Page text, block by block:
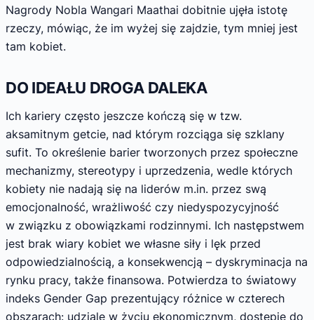
Nagrody Nobla Wangari Maathai dobitnie ujęła istotę
rzeczy, mówiąc, że im wyżej się zajdzie, tym mniej jest
tam kobiet.
DO IDEAŁU DROGA DALEKA
Ich kariery często jeszcze kończą się w tzw.
aksamitnym getcie, nad którym rozciąga się szklany
sufit. To określenie barier tworzonych przez społeczne
mechanizmy, stereotypy i uprzedzenia, wedle których
kobiety nie nadają się na liderów m.in. przez swą
emocjonalność, wrażliwość czy niedyspozycyjność
w związku z obowiązkami rodzinnymi. Ich następstwem
jest brak wiary kobiet we własne siły i lęk przed
odpowiedzialnością, a konsekwencją – dyskryminacja na
rynku pracy, także finansowa. Potwierdza to światowy
indeks Gender Gap prezentujący różnice w czterech
obszarach: udziale w życiu ekonomicznym, dostępie do